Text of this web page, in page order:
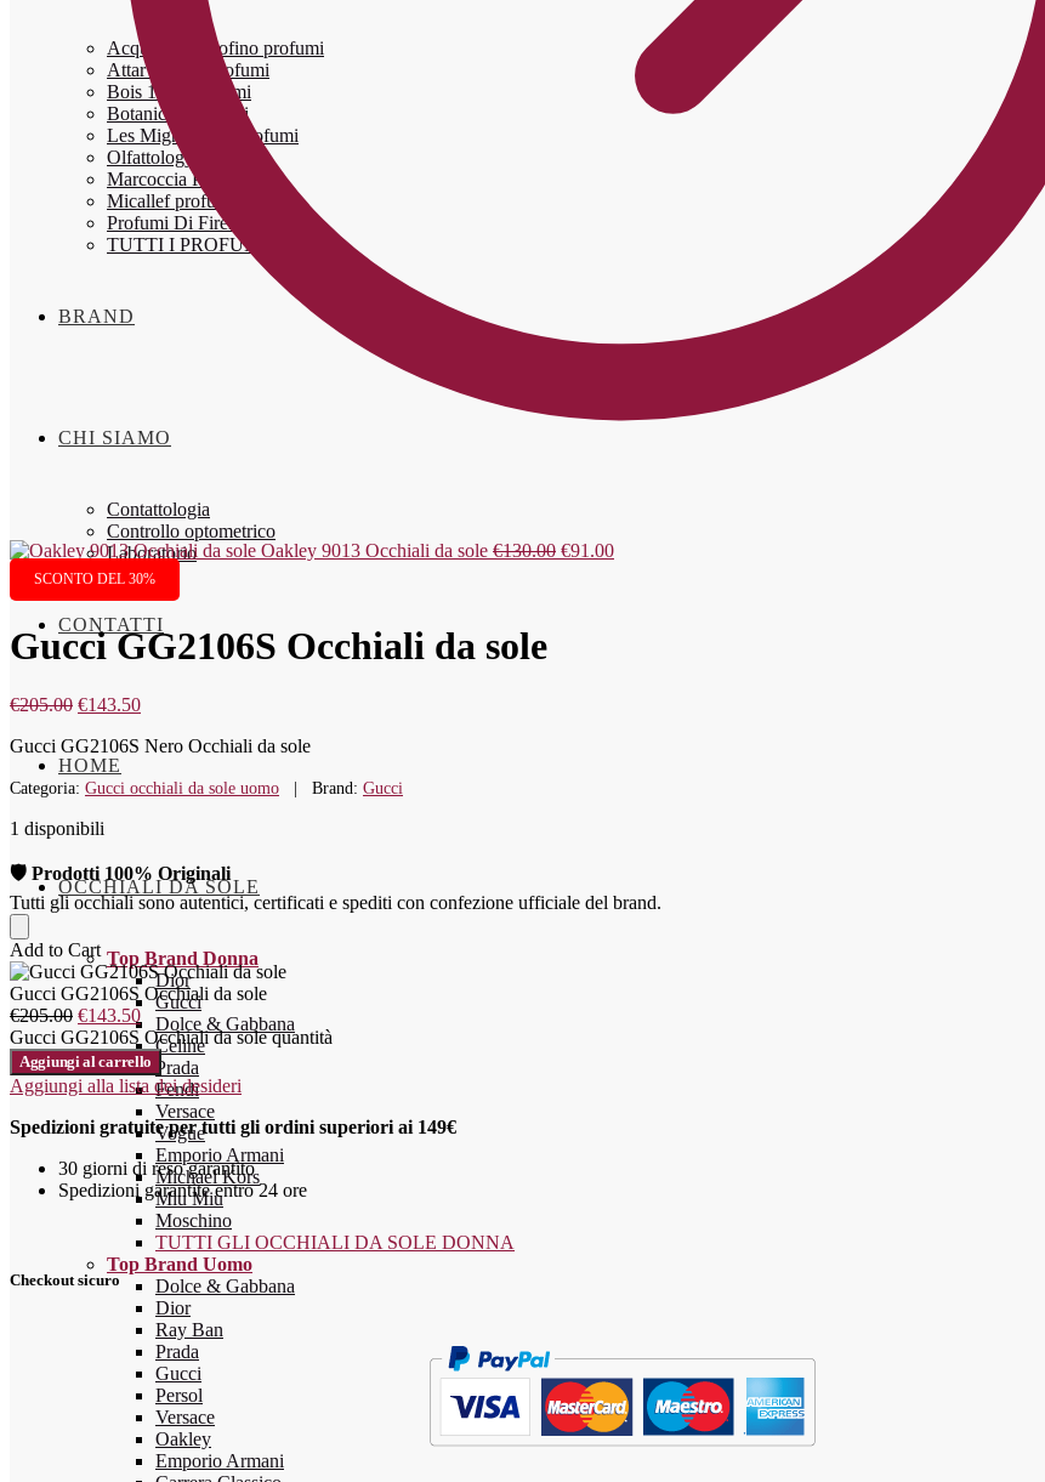
Acqua Di Portofino profumi
Attar Al Has profumi
Bois 1920 profumi
Botanicae profumi
Les Mignardises profumi
Olfattology profumi
Marcoccia Profumi
Micallef profumi
Profumi Di Firenze
TUTTI I PROFUMI
BRAND
CHI SIAMO
Contattologia
Controllo optometrico
Laboratorio
CONTATTI
HOME
OCCHIALI DA SOLE
Top Brand Donna
Dior
Gucci
Dolce & Gabbana
Celine
Prada
Fendi
Versace
Vogue
Emporio Armani
Michael Kors
Miu Miu
Moschino
TUTTI GLI OCCHIALI DA SOLE DONNA
Top Brand Uomo
Dolce & Gabbana
Dior
Ray Ban
Prada
Gucci
Persol
Versace
Oakley
Emporio Armani
Oakley 9013 Occhiali da sole €130.00 €91.00
SCONTO DEL 30%
Gucci GG2106S Occhiali da sole
€205.00 €143.50
Gucci GG2106S Nero Occhiali da sole
Categoria: Gucci occhiali da sole uomo Brand: Gucci
1 disponibili
🛡️ Prodotti 100% Originali
Tutti gli occhiali sono autentici, certificati e spediti con confezione ufficiale del brand.
Add to Cart
Gucci GG2106S Occhiali da sole
€205.00 €143.50
Gucci GG2106S Occhiali da sole quantità
Aggiungi al carrello
Aggiungi alla lista dei desideri
Spedizioni gratuite per tutti gli ordini superiori ai 149€
30 giorni di reso garantito
Spedizioni garantite entro 24 ore
Checkout sicuro